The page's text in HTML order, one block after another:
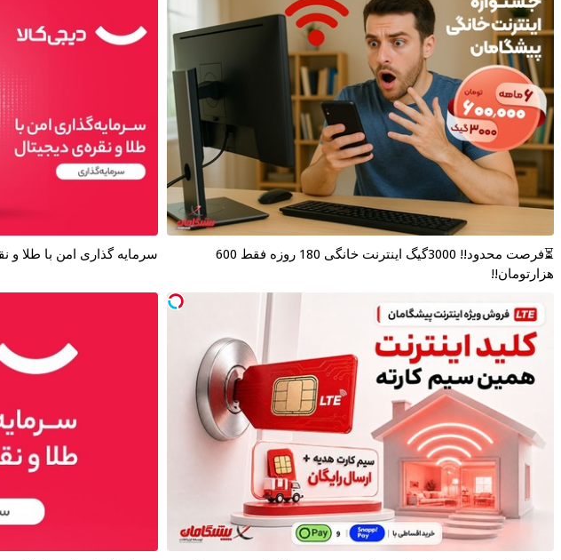
⏳فرصت محدود!! 3000گیگ اینترنت خانگی 180 روزه فقط 600
هزارتومان!!
سرمایه گذاری امن با طلا و